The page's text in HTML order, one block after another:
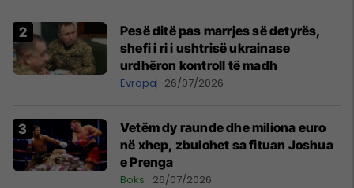
Pesë ditë pas marrjes së detyrës,
shefi i ri i ushtrisë ukrainase
urdhëron kontroll të madh
Evropa 26/07/2026
Vetëm dy raunde dhe miliona euro
në xhep, zbulohet sa fituan Joshua
e Prenga
Boks 26/07/2026